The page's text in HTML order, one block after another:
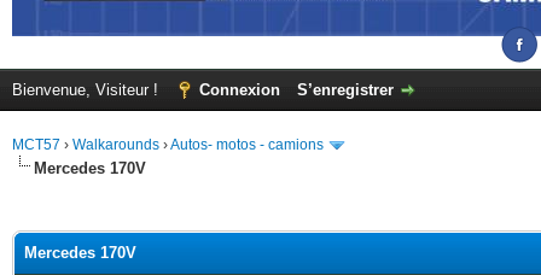
Bienvenue, Visiteur ! Connexion S’enregistrer
MCT57 › Walkarounds ›Autos- motos - camions
Mercedes 170V
Mercedes 170V